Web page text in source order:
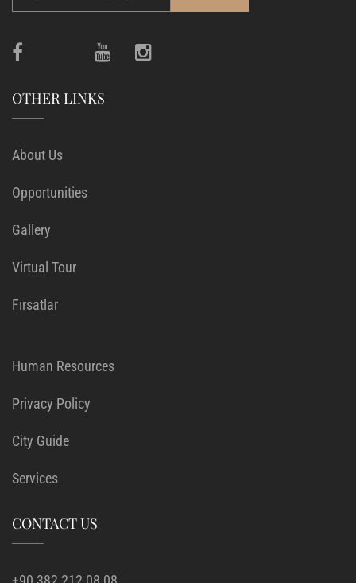
OTHER LINKS
About Us
Opportunities
Gallery
Virtual Tour
Fırsatlar
Human Resources
Privacy Policy
City Guide
Services
CONTACT US